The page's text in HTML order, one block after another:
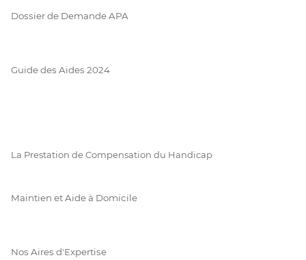
Dossier de Demande APA
Guide des Aides 2024
La Prestation de Compensation du Handicap
Maintien et Aide à Domicile
Nos Aires d'Expertise